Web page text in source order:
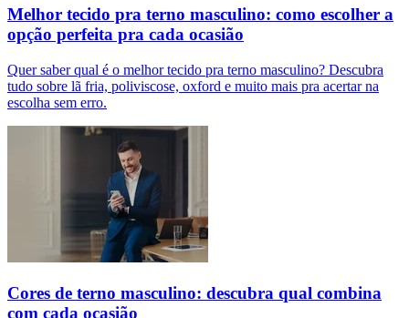
Melhor tecido pra terno masculino: como escolher a
opção perfeita pra cada ocasião
Quer saber qual é o melhor tecido pra terno masculino? Descubra
tudo sobre lã fria, poliviscose, oxford e muito mais pra acertar na
escolha sem erro.
Cores de terno masculino: descubra qual combina
com cada ocasião